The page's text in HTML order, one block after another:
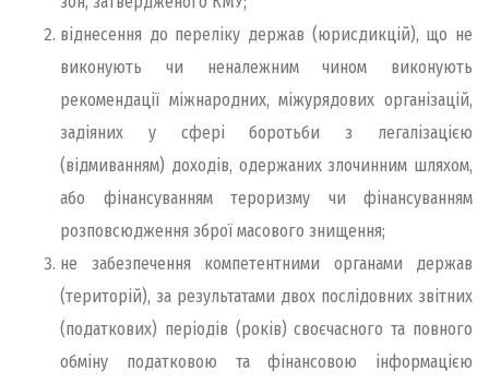
віднесення до переліку держав (юрисдикцій), що не
виконують чи неналежним чином виконують
рекомендації міжнародних, міжурядових організацій,
задіяних у сфері боротьби з легалізацією
(відмиванням) доходів, одержаних злочинним шляхом,
або фінансуванням тероризму чи фінансуванням
розповсюдження зброї масового знищення;
не забезпечення компетентними органами держав
(територій), за результатами двох послідовних звітних
(податкових) періодів (років) своєчасного та повного
обміну податковою та фінансовою інформацією